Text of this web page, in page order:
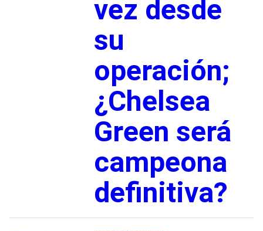
vez desde
su
operación;
¿Chelsea
Green será
campeona
definitiva?